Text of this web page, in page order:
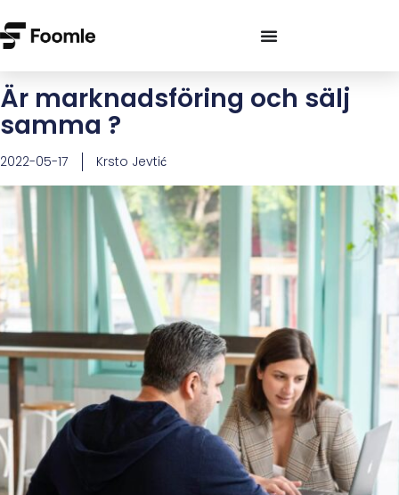
Är marknadsföring och sälj
samma ?
2022-05-17 Krsto Jevtić